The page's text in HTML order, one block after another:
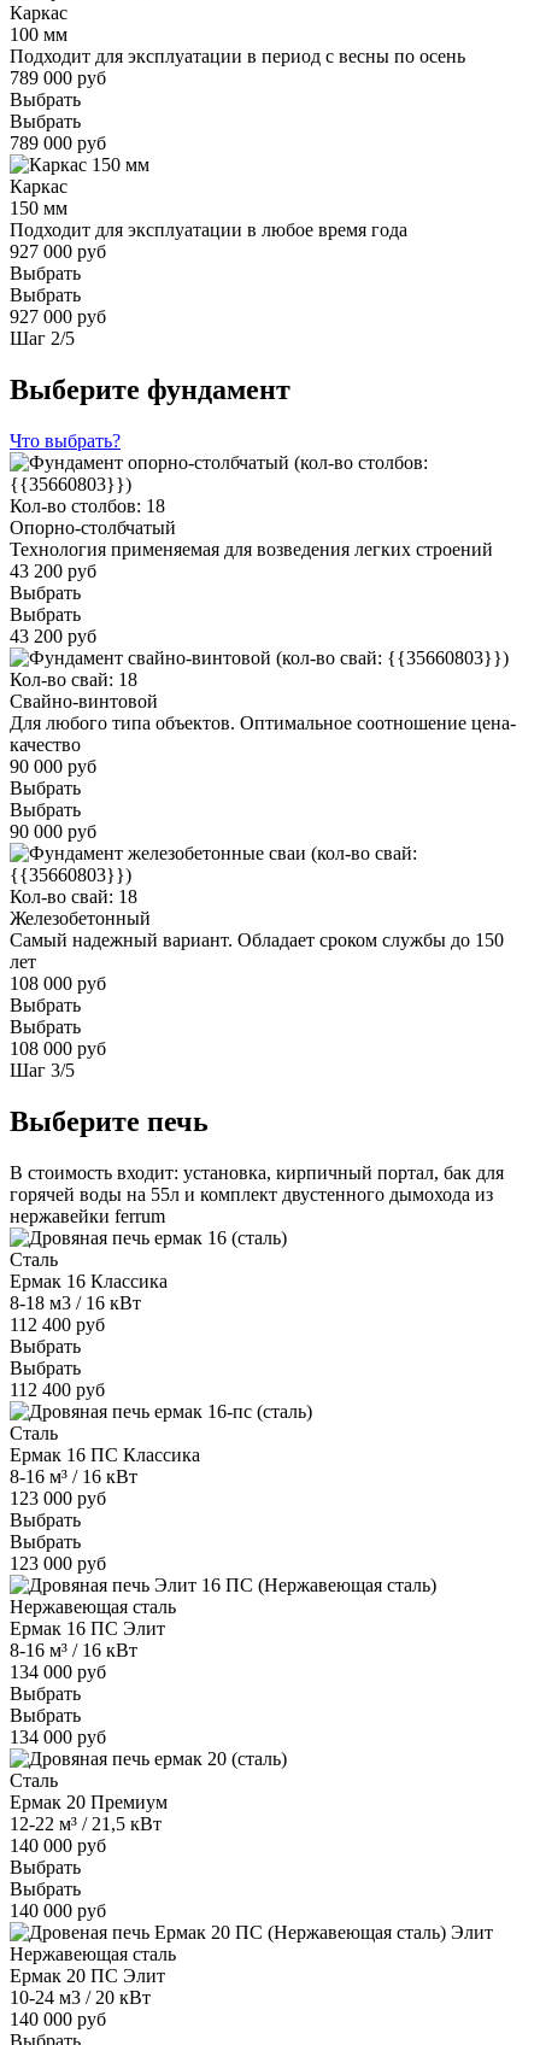
Каркас
100 мм
Подходит для эксплуатации в период с весны по осень
789 000 руб
Выбрать
Выбрать
789 000 руб
Каркас
150 мм
Подходит для эксплуатации в любое время года
927 000 руб
Выбрать
Выбрать
927 000 руб
Шаг 2/5
Выберите фундамент
Что выбрать?
Кол-во столбов: 18
Опорно-столбчатый
Технология применяемая для возведения легких строений
43 200 руб
Выбрать
Выбрать
43 200 руб
Кол-во свай: 18
Свайно-винтовой
Для любого типа объектов. Оптимальное соотношение цена-
качество
90 000 руб
Выбрать
Выбрать
90 000 руб
Кол-во свай: 18
Железобетонный
Самый надежный вариант. Обладает сроком службы до 150
лет
108 000 руб
Выбрать
Выбрать
108 000 руб
Шаг 3/5
Выберите печь
В стоимость входит: установка, кирпичный портал, бак для
горячей воды на 55л и комплект двустенного дымохода из
нержавейки ferrum
Сталь
Ермак 16 Классика
8-18 м3 / 16 кВт
112 400 руб
Выбрать
Выбрать
112 400 руб
Сталь
Ермак 16 ПС Классика
8-16 м³ / 16 кВт
123 000 руб
Выбрать
Выбрать
123 000 руб
Нержавеющая сталь
Ермак 16 ПС Элит
8-16 м³ / 16 кВт
134 000 руб
Выбрать
Выбрать
134 000 руб
Сталь
Ермак 20 Премиум
12-22 м³ / 21,5 кВт
140 000 руб
Выбрать
Выбрать
140 000 руб
Нержавеющая сталь
Ермак 20 ПС Элит
10-24 м3 / 20 кВт
140 000 руб
Выбрать